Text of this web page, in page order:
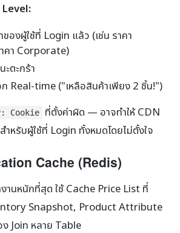
Level:
องผู้ใช้ที่ Login แล้ว (เช่น ราคา
คา Corporate)
ตะกร้า
Real-time ("เหลือสินค้าเพียง 2 ชิ้น!")
Cookie
ที่ตั้งค่าผิด — อาจทำให้ CDN
หรับผู้ใช้ที่ Login ทั้งหมดโดยไม่ตั้งใจ
Cache (Redis)
านหนักที่สุด ใช้ Cache Price List ที่
Snapshot, Product Attribute
Join หลาย Table